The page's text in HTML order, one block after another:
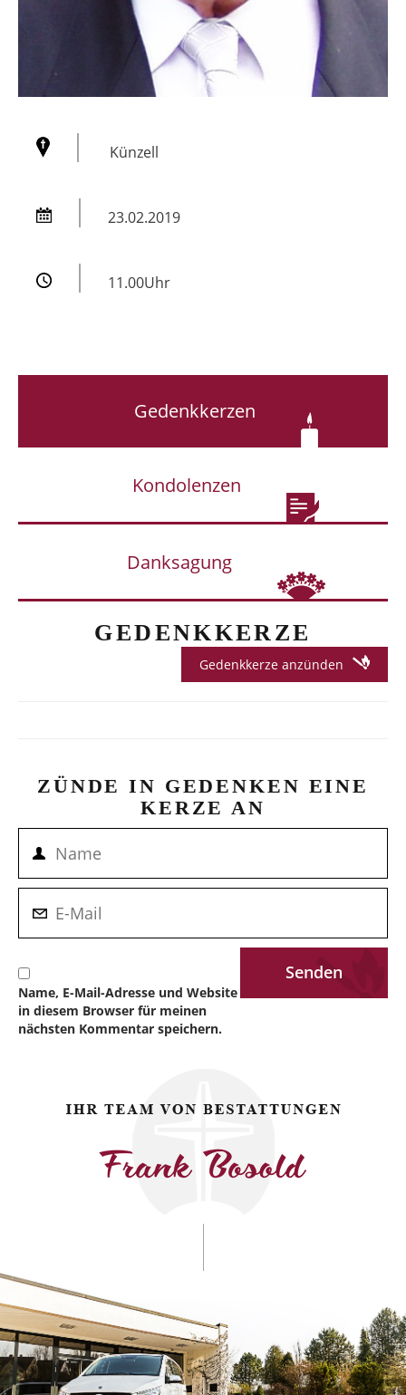
Künzell
23.02.2019
11.00Uhr
Gedenkkerzen
Kondolenzen
Danksagung
GEDENKKERZE
Gedenkkerze anzünden
ZÜNDE IN GEDENKEN EINE
KERZE AN
Name, E-Mail-Adresse und Website
in diesem Browser für meinen
nächsten Kommentar speichern.